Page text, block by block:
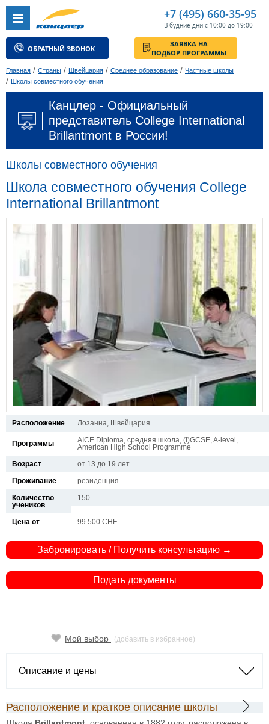
+7 (495) 660-35-95
В будние дни с 10:00 до 19:00
ОБРАТНЫЙ ЗВОНОК
ЗАЯВКА НА
ПОДБОР ПРОГРАММЫ
Главная / Страны / Швейцария / Среднее образование / Частные школы
/ Школы совместного обучения
Канцлер - Официальный
представитель College International
Brillantmont в России!
Школы совместного обучения
Школа совместного обучения College
International Brillantmont
Расположение Лозанна, Швейцария
Программы
AICE Diploma, средняя школа, (I)GCSE, A-level,
American High School Programme
Возраст
от 13 до 19 лет
Проживание
резиденция
Количество
учеников
150
Цена от 99.500 CHF
Забронировать / Получить консультацию →
Подать документы
Мой выбор (добавить в избранное)
Описание и цены
Расположение и краткое описание школы